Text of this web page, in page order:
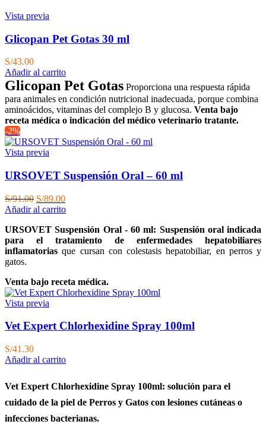
Vista previa
Glicopan Pet Gotas 30 ml
S/43.00
Añadir al carrito
Glicopan Pet Gotas Proporciona una respuesta rápida
para animales en condición nutricional inadecuada, porque combina
aminoácidos, vitaminas del complejo B y glucosa. Venta bajo
receta médica o indicación del médico veterinario tratante.
-2%
Vista previa
URSOVET Suspensión Oral – 60 ml
S/91.00 El
precio
era:
S/91.00.
S/89.00El
precio
es:
S/89.00.
Añadir al carrito
URSOVET Suspensión Oral - 60 ml: Suspensión oral indicada
para el tratamiento de enfermedades hepatobiliares
inflamatorias que cursan con colestasis hepatobiliar, en perros y
gatos.
Venta bajo receta médica.
Vista previa
Vet Expert Chlorhexidine Spray 100ml
S/41.30
Añadir al carrito
Vet Expert Chlorhexidine Spray 100ml: solución para el
cuidado de la piel de Perros y Gatos con lesiones cutáneas o
infecciones bacterianas.